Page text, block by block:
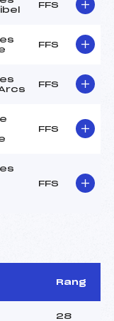
FFS
FFS
FFS
FFS
FFS
Rang
28